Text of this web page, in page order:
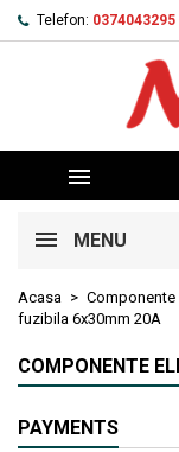
Telefon:

MENU
Acasa Componente
fuzibila 6x30mm 20A
COMPONENTE
PAYMENTS